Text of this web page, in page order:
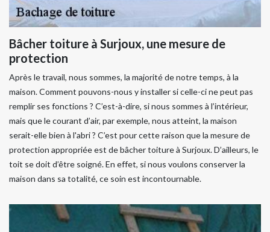
Bâcher toiture à Surjoux, une mesure de
protection
Après le travail, nous sommes, la majorité de notre temps, à la
maison. Comment pouvons-nous y installer si celle-ci ne peut pas
remplir ses fonctions ? C’est-à-dire, si nous sommes à l’intérieur,
mais que le courant d’air, par exemple, nous atteint, la maison
serait-elle bien à l'abri ? C’est pour cette raison que la mesure de
protection appropriée est de bâcher toiture à Surjoux. D’ailleurs, le
toit se doit d’être soigné. En effet, si nous voulons conserver la
maison dans sa totalité, ce soin est incontournable.